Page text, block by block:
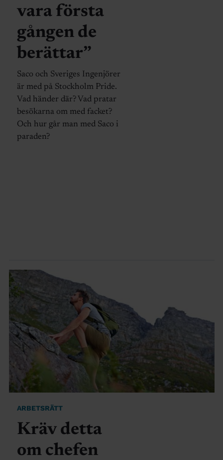
vara första
gången de
berättar”
Saco och Sveriges Ingenjörer
är med på Stockholm Pride.
Vad händer där? Vad pratar
besökarna om med facket?
Och hur går man med Saco i
paraden?
ARBETSRÄTT
Kräv detta
om chefen